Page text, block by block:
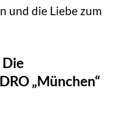
und die Liebe zum
Die
„München“